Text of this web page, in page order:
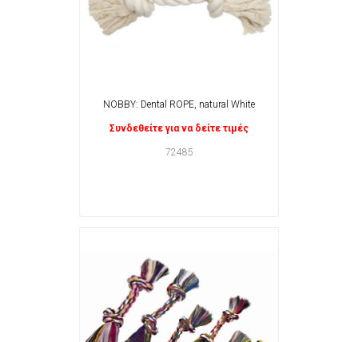
NOBBY: Dental ROPE, natural White
Συνδεθείτε για να δείτε τιμές
72485